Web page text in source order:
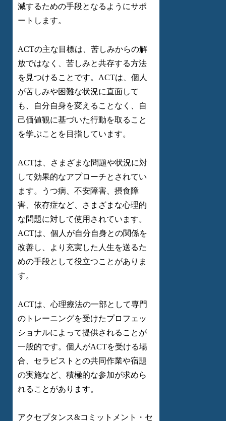
減するための手段となるようにサポ
ートします。
ACTの主な目標は、苦しみからの解
放ではなく、苦しみと共存する方法
を見つけることです。ACTは、個人
が苦しみや困難な状況に直面して
も、自分自身を変えることなく、自
己価値観に基づいた行動を取ること
を学ぶことを目指しています。
ACTは、さまざまな問題や状況に対
して効果的なアプローチとされてい
ます。うつ病、不安障害、摂食障
害、依存症など、さまざまな心理的
な問題に対して使用されています。
ACTは、個人が自分自身との関係を
改善し、より充実した人生を送るた
めの手段として役立つことがありま
す。
ACTは、心理療法の一部として専門
のトレーニングを受けたプロフェッ
ショナルによって提供されることが
一般的です。個人がACTを受ける場
合、セラピストとの共同作業や宿題
の実施など、積極的な参加が求めら
れることがあります。
アクセプタンス&コミットメント・セ